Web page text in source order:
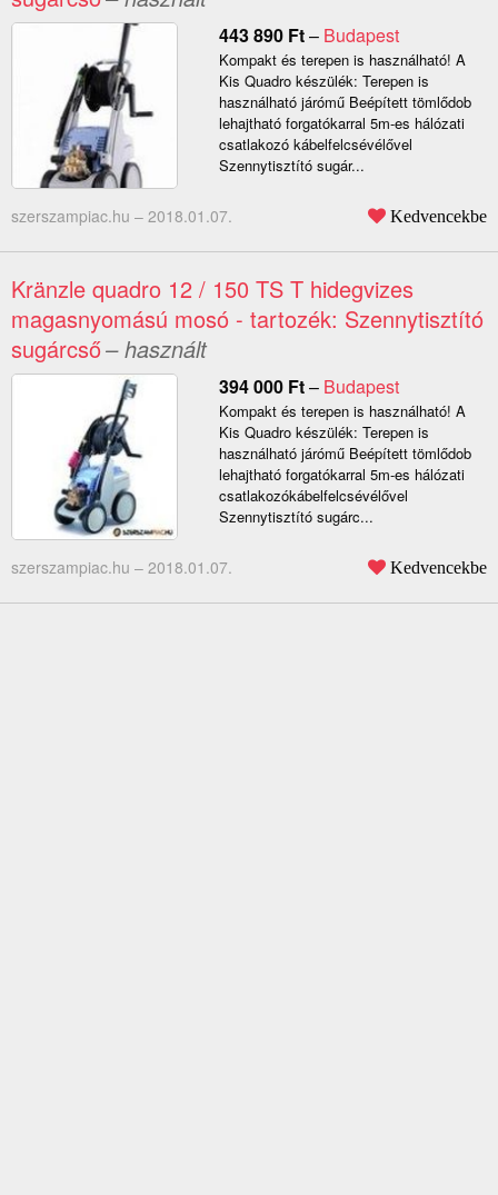
443 890 Ft– Budapest
Kompakt és terepen is használható! A
Kis Quadro készülék: Terepen is
használható járómű Beépített tömlődob
lehajtható forgatókarral 5m-es hálózati
csatlakozó kábelfelcsévélővel
Szennytisztító sugár...
szerszampiac.hu – 2018.01.07. Kedvencekbe
Kränzle quadro 12 / 150 TS T hidegvizes
magasnyomású mosó - tartozék: Szennytisztító
sugárcső– használt
394 000 Ft– Budapest
Kompakt és terepen is használható! A
Kis Quadro készülék: Terepen is
használható járómű Beépített tömlődob
lehajtható forgatókarral 5m-es hálózati
csatlakozókábelfelcsévélővel
Szennytisztító sugárc...
szerszampiac.hu – 2018.01.07. Kedvencekbe